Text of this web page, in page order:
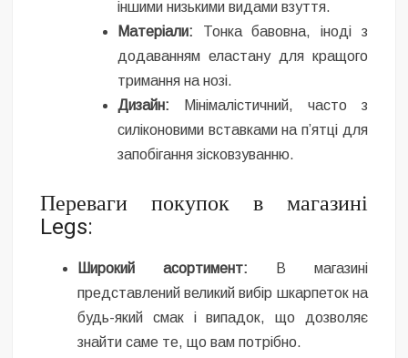
іншими низькими видами взуття.
Матеріали: Тонка бавовна, іноді з
додаванням еластану для кращого
тримання на нозі.
Дизайн: Мінімалістичний, часто з
силіконовими вставками на п’ятці для
запобігання зісковзуванню.
Переваги покупок в магазині
Legs:
Широкий асортимент: В магазині
представлений великий вибір шкарпеток на
будь-який смак і випадок, що дозволяє
знайти саме те, що вам потрібно.